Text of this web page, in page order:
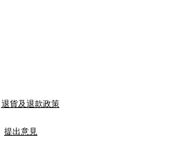
退貨及退款政策
提出意見